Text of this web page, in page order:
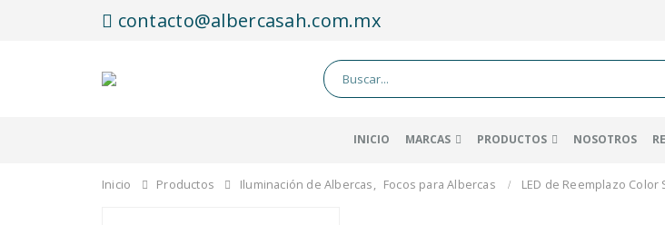
contacto@albercasah.com.mx
INICIO MARCAS PRODUCTOS NOSOTROS
Inicio Productos Iluminación de Albercas, Focos para Albercas LED de Reemplazo Color